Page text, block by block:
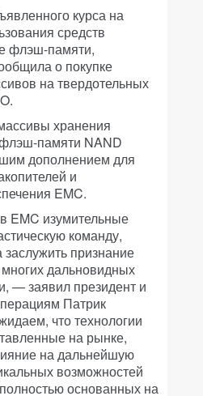
курса на
средств
флэш-памяти,
о покупке
на твердотельных
хранения
памяти NAND
дополнением для
и
EMC.
EMC изумительные
команду,
заслужить признание
дальновидных
— заявил президент и
Патрик
что технологии
на рынке,
на дальнейшую
возможностей
основанных на